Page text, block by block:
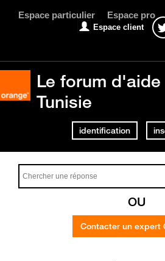
Espace particulier Espace pro
Espace client
Le forum d'aide
Tunisie
identification
OU
Contacter un expert